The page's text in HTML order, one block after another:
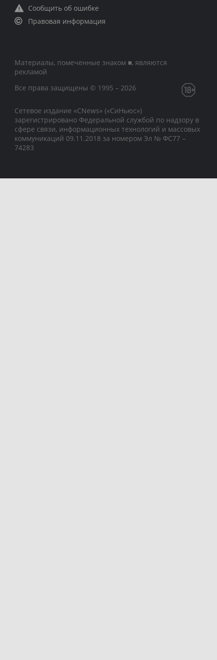
Сообщить об ошибке
Правовая информация
Материалы, помеченные знаком ■, являются
рекламой
Все права защищены © 1995 – 2026
Сетевое издание «CNews» («СиНьюс»)
зарегистрировано Федеральной службой по надзору в
сфере связи, информационных технологий и массовых
коммуникаций 09.11.2018 за номером Эл № ФС77 –
74283